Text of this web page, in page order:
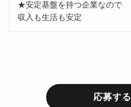
★安定基盤を持つ企業なので
収入も生活も安定
応募する